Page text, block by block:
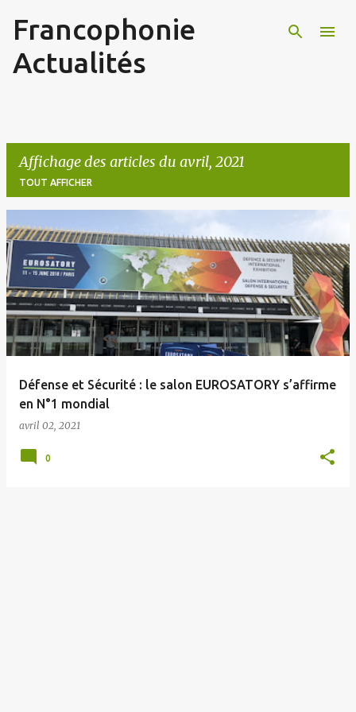
Accéder au contenu principal
Francophonie
Actualités
Affichage des articles du avril, 2021
TOUT AFFICHER
A
r
t
c
Défense et Sécurité : le salon EUROSATORY s’affirme
en N°1 mondial
avril 02, 2021
0